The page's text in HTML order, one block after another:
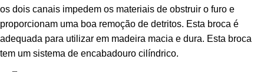
os dois canais impedem os materiais de obstruir o furo e
proporcionam uma boa remoção de detritos. Esta broca é
adequada para utilizar em madeira macia e dura. Esta broca
tem um sistema de encabadouro cilíndrico.